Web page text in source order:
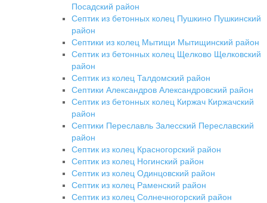
Посадский район
Септик из бетонных колец Пушкино Пушкинский
район
Септики из колец Мытищи Мытищинский район
Септик из бетонных колец Щелково Щелковский
район
Септик из колец Талдомский район
Септики Александров Александровский район
Септик из бетонных колец Киржач Киржачский
район
Септики Переславль Залесский Переславский
район
Септик из колец Красногорский район
Септик из колец Ногинский район
Септик из колец Одинцовский район
Септик из колец Раменский район
Септик из колец Солнечногорский район